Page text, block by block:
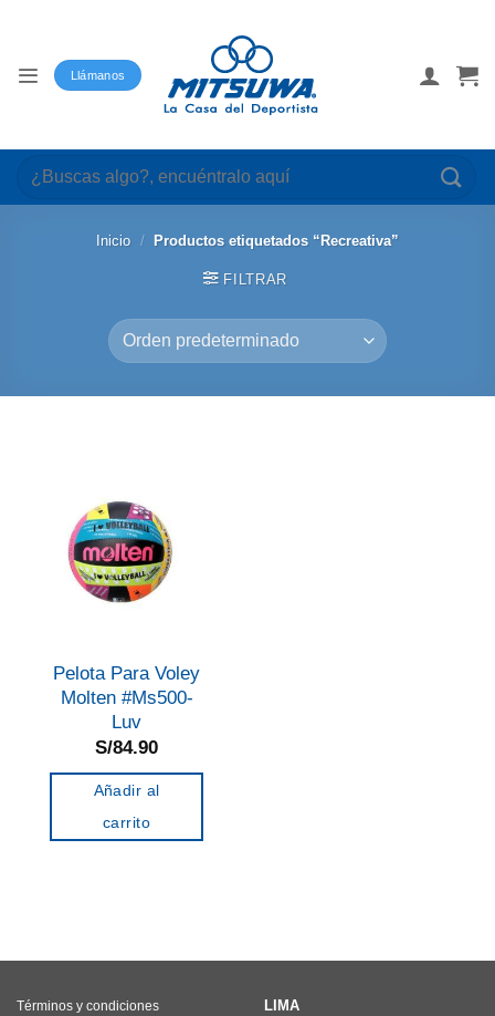
Llámanos
Buscar
por:
Inicio / Productos etiquetados “Recreativa”
FILTRAR
Pelota Para Voley
Molten #Ms500-
Luv
S/84.90
Añadir al
carrito
Términos y condiciones
LIMA